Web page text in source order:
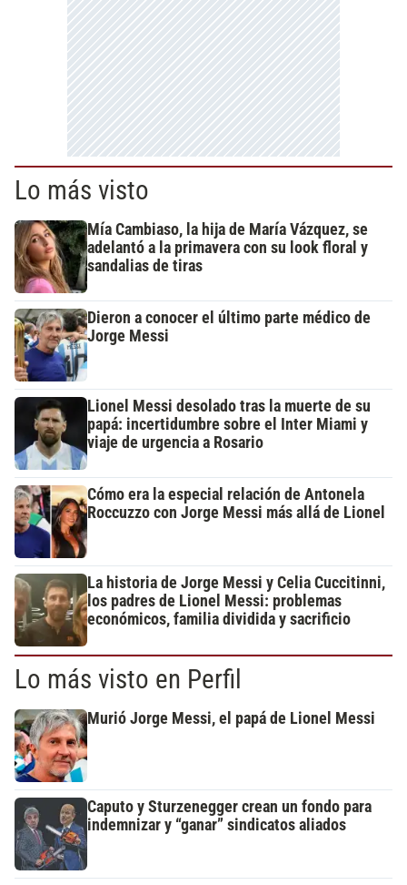
Lo más visto
Mía Cambiaso, la hija de María Vázquez, se
adelantó a la primavera con su look floral y
sandalias de tiras
Dieron a conocer el último parte médico de
Jorge Messi
Lionel Messi desolado tras la muerte de su
papá: incertidumbre sobre el Inter Miami y
viaje de urgencia a Rosario
Cómo era la especial relación de Antonela
Roccuzzo con Jorge Messi más allá de Lionel
La historia de Jorge Messi y Celia Cuccitinni,
los padres de Lionel Messi: problemas
económicos, familia dividida y sacrificio
Lo más visto en Perfil
Murió Jorge Messi, el papá de Lionel Messi
Caputo y Sturzenegger crean un fondo para
indemnizar y “ganar” sindicatos aliados